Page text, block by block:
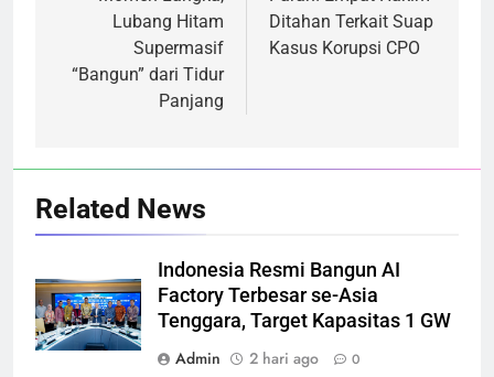
Lubang Hitam
Supermasif
“Bangun” dari Tidur
Panjang
Ditahan Terkait Suap
Kasus Korupsi CPO
Related News
Indonesia Resmi Bangun AI
Factory Terbesar se-Asia
Tenggara, Target Kapasitas 1 GW
Admin
2 hari ago 0